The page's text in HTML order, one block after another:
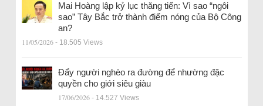
Mai Hoàng lập kỷ lục thăng tiến: Vì sao “ngôi
sao” Tây Bắc trở thành điểm nóng của Bộ Công
an?
11/05/2026 - 18.505 Views
Đẩy người nghèo ra đường để nhường đặc
quyền cho giới siêu giàu
17/06/2026 - 14.527 Views